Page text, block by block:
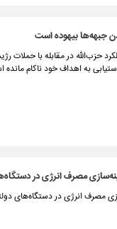
جبهه‌ها بیهوده است
حزب‌الله در مقابله با حملات
به اهداف خود ناکام
مصرف انرژی در
انرژی در دستگاه‌های